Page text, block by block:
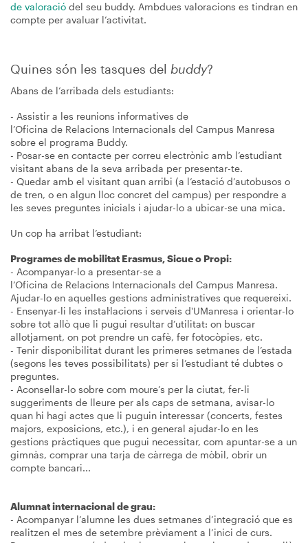
de valoració del seu buddy. Ambdues valoracions es tindran en
compte per avaluar l’activitat.
Quines són les tasques del buddy?
Abans de l’arribada dels estudiants:
- Assistir a les reunions informatives de
l’Oficina de Relacions Internacionals del Campus Manresa
sobre el programa Buddy.
- Posar-se en contacte per correu electrònic amb l’estudiant
visitant abans de la seva arribada per presentar-te.
- Quedar amb el visitant quan arribi (a l’estació d’autobusos o
de tren, o en algun lloc concret del campus) per respondre a
les seves preguntes inicials i ajudar-lo a ubicar-se una mica.
Un cop ha arribat l’estudiant:
Programes de mobilitat Erasmus, Sicue o Propi:
- Acompanyar-lo a presentar-se a
l’Oficina de Relacions Internacionals del Campus Manresa.
Ajudar-lo en aquelles gestions administratives que requereixi.
- Ensenyar-li les instal·lacions i serveis d'UManresa i orientar-lo
sobre tot allò que li pugui resultar d’utilitat: on buscar
allotjament, on pot prendre un cafè, fer fotocòpies, etc.
- Tenir disponibilitat durant les primeres setmanes de l’estada
(segons les teves possibilitats) per si l’estudiant té dubtes o
preguntes.
- Aconsellar-lo sobre com moure’s per la ciutat, fer-li
suggeriments de lleure per als caps de setmana, avisar-lo
quan hi hagi actes que li puguin interessar (concerts, festes
majors, exposicions, etc.), i en general ajudar-lo en les
gestions pràctiques que pugui necessitar, com apuntar-se a un
gimnàs, comprar una tarja de càrrega de mòbil, obrir un
compte bancari...
Alumnat internacional de grau:
- Acompanyar l’alumne les dues setmanes d’integració que es
realitzen el mes de setembre prèviament a l’inici de curs.